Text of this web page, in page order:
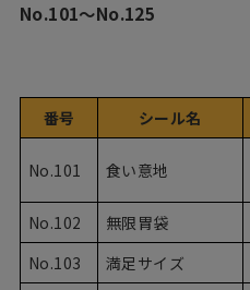
No.101〜No.125
番号 シール名
No.101 食い意地
No.102
無限胃袋
No.103
満足サイズ